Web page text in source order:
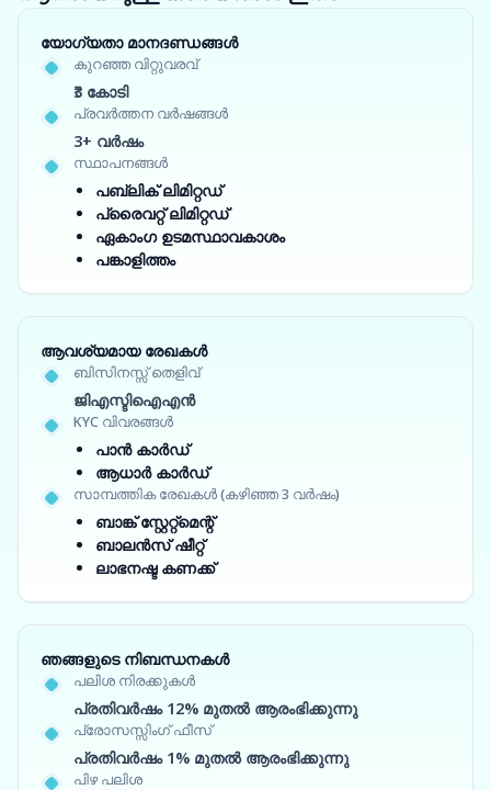
യോഗ്യതാ മാനദണ്ഡങ്ങൾ
കുറഞ്ഞ വിറ്റുവരവ്
₹3 കോടി
പ്രവർത്തന വർഷങ്ങൾ
3+ വർഷം
സ്ഥാപനങ്ങൾ
പബ്ലിക് ലിമിറ്റഡ്
പ്രൈവറ്റ് ലിമിറ്റഡ്
ഏകാംഗ ഉടമസ്ഥാവകാശം
പങ്കാളിത്തം
ആവശ്യമായ രേഖകൾ
ബിസിനസ്സ് തെളിവ്
ജിഎസ്ടിഐഎൻ
KYC വിവരങ്ങൾ
പാൻ കാർഡ്
ആധാർ കാർഡ്
സാമ്പത്തിക രേഖകൾ (കഴിഞ്ഞ 3 വർഷം)
ബാങ്ക് സ്റ്റേറ്റ്‌മെന്റ്
ബാലൻസ് ഷീറ്റ്
ലാഭനഷ്ട കണക്ക്
ഞങ്ങളുടെ നിബന്ധനകൾ
പലിശ നിരക്കുകൾ
പ്രതിവർഷം 12% മുതൽ ആരംഭിക്കുന്നു
പ്രോസസ്സിംഗ് ഫീസ്
പ്രതിവർഷം 1% മുതൽ ആരംഭിക്കുന്നു
പിഴ പലിശ